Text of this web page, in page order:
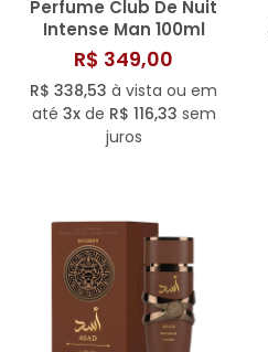
GLICOSE ESTÁVEL
RESPIRAÇÃO LIVRE
MOBILIDADE ÓSSEA
SAÚDE DIGESTIVA
CORPO SAUDÁVEL
Perfume Club De Nuit
Intense Man 100ml
R$ 349,00
R$ 338,53 à vista ou em
até 3xde R$ 116,33 sem
juros